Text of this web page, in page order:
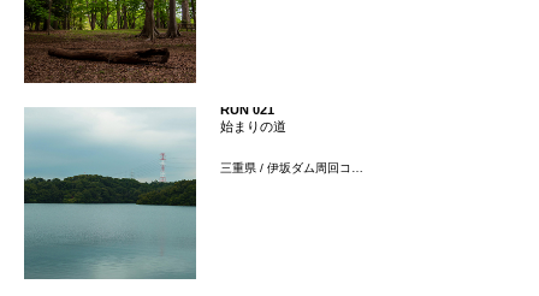
RUN 021
始まりの道
三重県 / 伊坂ダム周回コ…